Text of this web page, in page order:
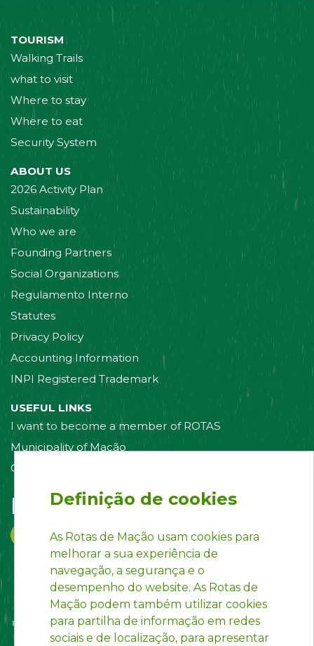
TOURISM
Walking Trails
what to visit
Where to stay
Where to eat
Security System
ABOUT US
2026 Activity Plan
Sustainability
Who we are
Founding Partners
Social Organizations
Regulamento Interno
Statutes
Privacy Policy
Accounting Information
INPI Registered Trademark
USEFUL LINKS
I want to become a member of ROTAS
Municipality of Mação
Contact us
Follow us on:
Definição de cookies
As Rotas de Mação usam cookies para
melhorar a sua experiência de
navegação, a segurança e o
desempenho do website. As Rotas de
Mação podem também utilizar cookies
para partilha de informação em redes
sociais e de localização, para apresentar